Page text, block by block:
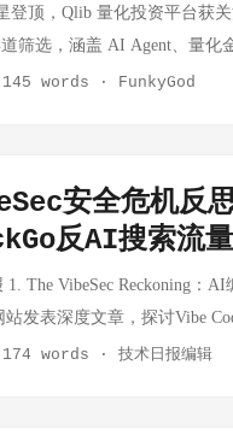
的逻辑错误。 核心观点：
登顶，Qlib 量化投资平台获
筛选，涵盖 AI Agent、量
手 🔥 推荐指数: 9/10 📌 开
数: 8/10 📌 可复用的 CV 工
supervision 💡
、分割、跟踪能力，Python
练自定义模型的开发者，
145 words · FunkyGod
安全危机
反AI搜索流
1. The VibeSec Reckoning
站发表深度文章，探讨Vibe
，传统的安全审计和代码审
174 words · 技术日报编辑